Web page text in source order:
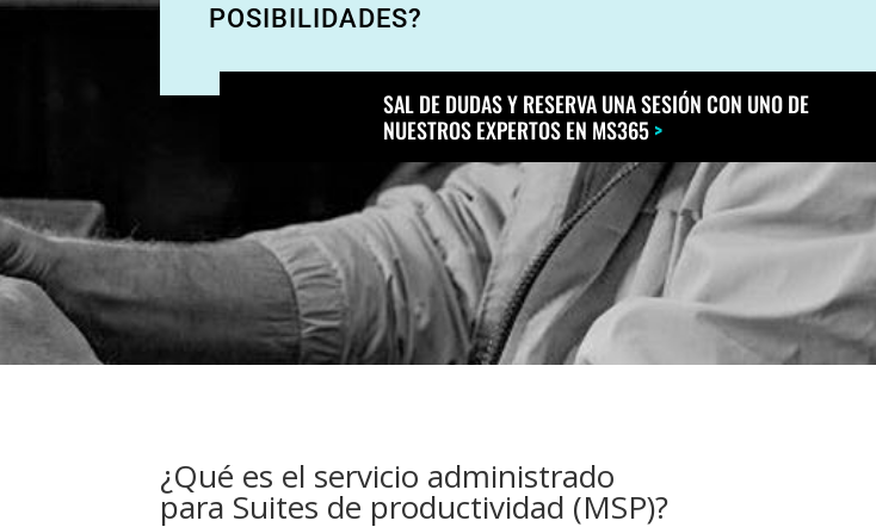
POSIBILIDADES?
SAL DE DUDAS Y RESERVA UNA SESIÓN CON UNO DE
NUESTROS EXPERTOS EN MS365>
¿Qué es el servicio administrado
para Suites de productividad (MSP)?